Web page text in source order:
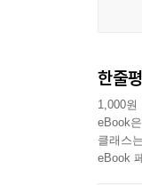
한줄평
1,000원
eBook
클래스
eBook